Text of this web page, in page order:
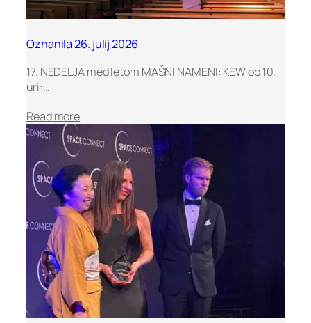
Oznanila 26. julij 2026
17. NEDELJA med letom MAŠNI NAMENI: KEW ob 10.
uri:…
Read more:
z
n
a
n
i
l
a
2
6
.
j
u